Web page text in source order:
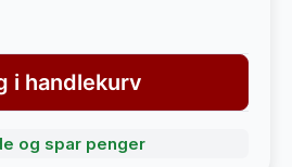
i handlekurv
og spar penger